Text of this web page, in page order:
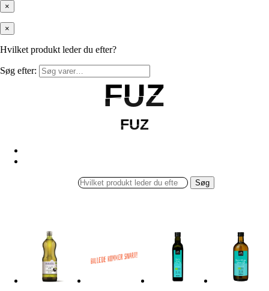
×
×
Hvilket produkt leder du efter?
Søg efter:
FUZ
FUZ
FUZ
FUZ
Søg